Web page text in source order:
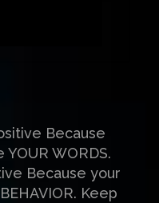
Because
WORDS.
Because your
Keep